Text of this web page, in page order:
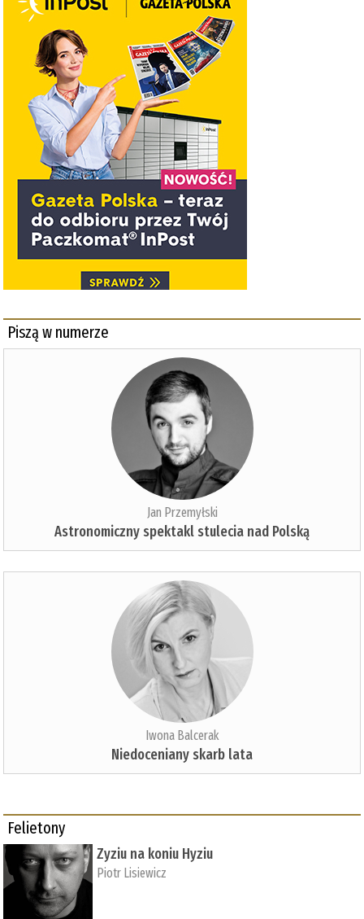
Piszą w numerze
Jan Przemyłski
Astronomiczny spektakl stulecia nad Polską
Iwona Balcerak
Niedoceniany skarb lata
Felietony
Zyziu na koniu Hyziu
Piotr Lisiewicz